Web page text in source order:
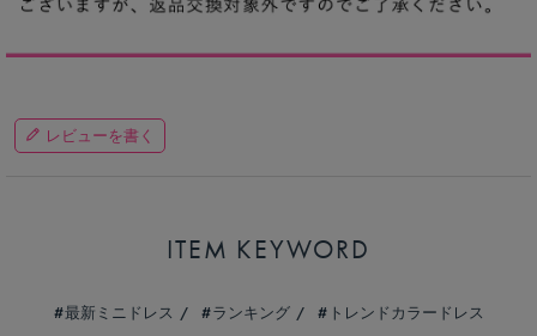
レビューを書く
ITEM KEYWORD
最新ミニドレス ランキング
トレンドカラードレス